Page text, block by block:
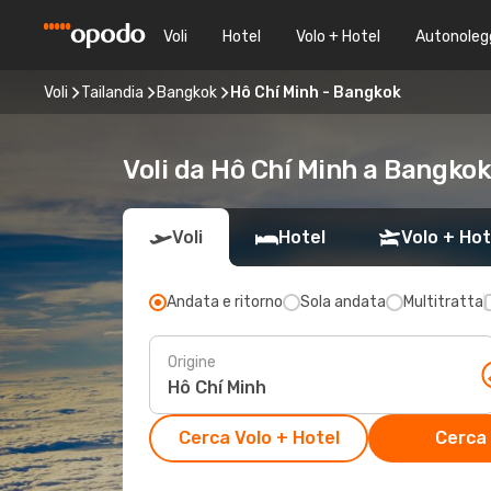
Voli Hotel Volo + Hotel
Voli Tailandia Bangkok Hô Chí Minh - Bangkok
Voli da Hô Chí Minh a
Voli Hotel Volo +
Andata e ritorno Sola andata Multitratta
Origine
Cerca Volo + Hotel Cerca